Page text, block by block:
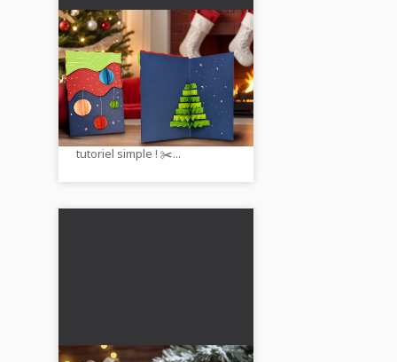
Fabriquer une carte de
Noël en 3D : Étape par
étape avec votre
enfant
Veux-tu bricoler à Noël avec
ton enfant ? 🎄 Crée une
carte de Noël 3D avec notre
tutoriel simple ! ✂️...